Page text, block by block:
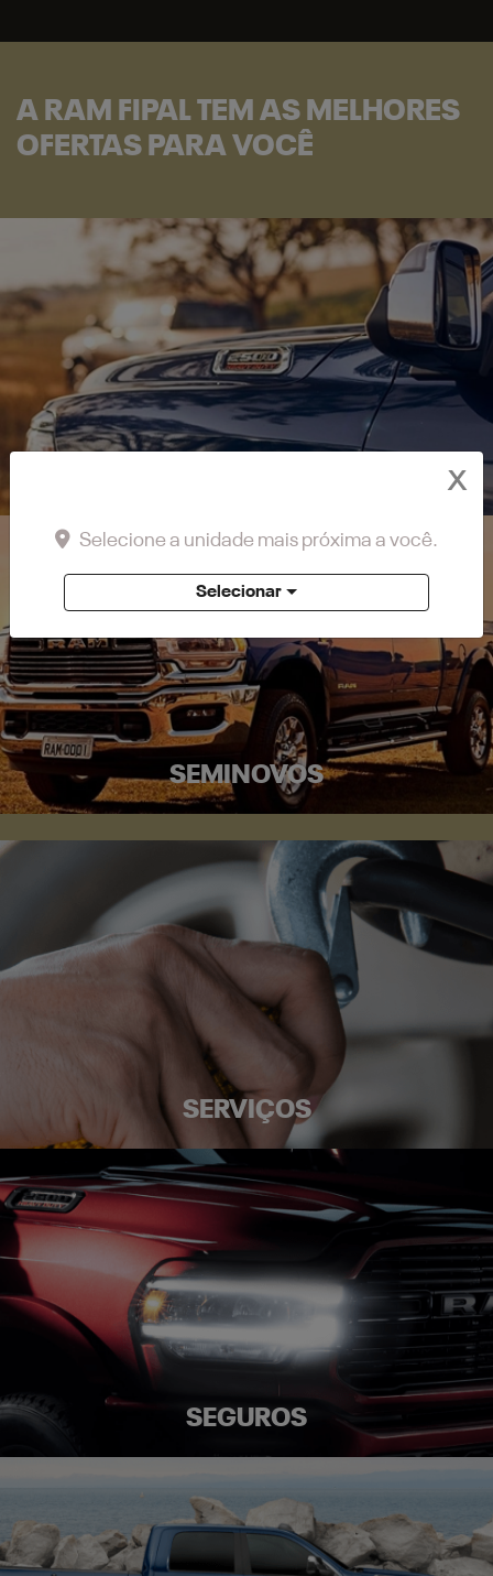
A RAM FIPAL TEM AS MELHORES
OFERTAS PARA VOCÊ
SEMINOVOS
SERVIÇOS
SEGUROS
X
Selecione a unidade mais próxima a você.
Selecionar